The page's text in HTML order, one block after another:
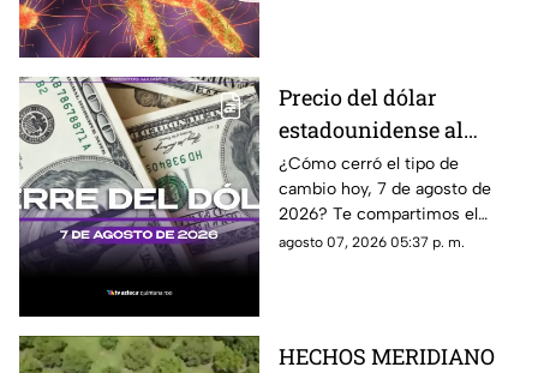
Precio del dólar
estadounidense al
CIERRE de HOY, viernes
7 de agosto de 2026, en
Cancún
¿Cómo cerró el tipo de
cambio hoy, 7 de agosto de
2026? Te compartimos el
precio del dólar al cierre de
agosto 07, 2026 05:37 p. m.
HECHOS MERIDIANO